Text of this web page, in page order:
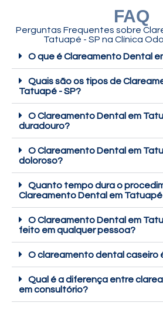
FAQ
Perguntas Frequentes sobre
Tatuapé - SP na Clínica
O que é Clareamento Dental
Quais são os tipos de
Tatuapé - SP?
O Clareamento Dental em
duradouro?
O Clareamento Dental em
doloroso?
Quanto tempo dura o
Clareamento Dental em Tatuapé
O Clareamento Dental em
feito em qualquer pessoa?
O clareamento dental caseiro
Qual é a diferença entre
em consultório?